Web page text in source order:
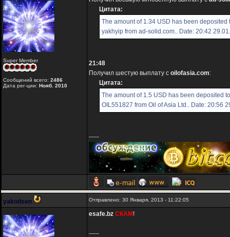
Super Member
Сообщений всего: 2486
Дата рег-ции: Нояб. 2010
Цитата:
The amount of 1.34 USD has been
yakhyip from ad-solid.com.. Date: 20:42
21:48
Получил шестую выплату с oilofasia.com:
Цитата:
The amount of 1.5 USD has been deposited
OIL551827 from Oil of Asia Ltd.. Date: 20:56
-----
yakodsen Отправлено: 30 Января, 2013 - 11:22:05
esafe.bz СКАМ !
-----